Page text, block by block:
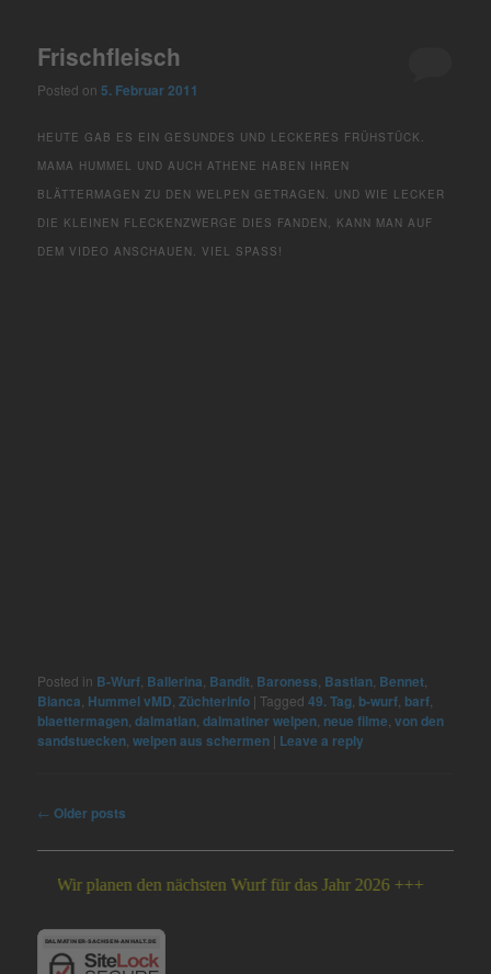
Frischfleisch
Posted on5. Februar 2011
HEUTE GAB ES EIN GESUNDES UND LECKERES FRÜHSTÜCK.
MAMA HUMMEL UND AUCH ATHENE HABEN IHREN
BLÄTTERMAGEN ZU DEN WELPEN GETRAGEN. UND WIE LECKER
DIE KLEINEN FLECKENZWERGE DIES FANDEN, KANN MAN AUF
DEM VIDEO ANSCHAUEN. VIEL SPASS!
Posted in B-Wurf Ballerina Bandit Baroness Bastian Bennet
Bianca Hummel vMD ,Züchterinfo |Tagged 49. Tag b-wurf barf
blaettermagen ,dalmatian ,dalmatiner welpen neue filme ,von den
sandstuecken ,welpen aus schermen | Leave a reply
Post
← Older posts
planen den nächsten Wurf für das Jahr 2026 +++